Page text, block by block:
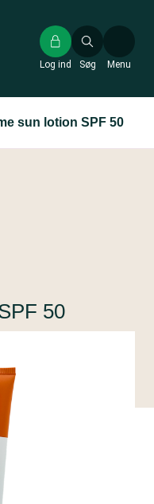
Søg
Log ind Menu
sun lotion SPF 50
50